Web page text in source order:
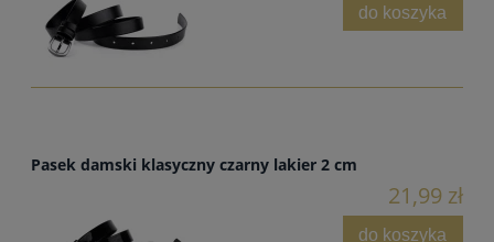
do koszyka
Pasek damski klasyczny czarny lakier 2 cm
21,99 zł
do koszyka